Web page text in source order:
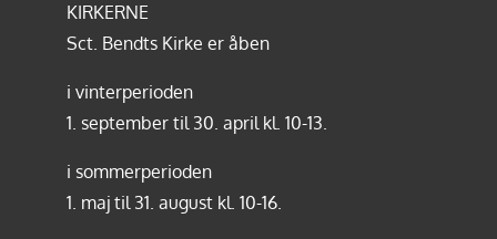
KIRKERNE
Sct. Bendts Kirke er åben
i vinterperioden
1. september til 30. april kl. 10-13.
i sommerperioden
1. maj til 31. august kl. 10-16.